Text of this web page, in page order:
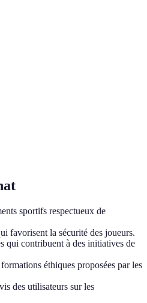
sportifs respectueux de
favorisent la sécurité des joueurs.
qui contribuent à des initiatives de
éthiques proposées par les
des utilisateurs sur les